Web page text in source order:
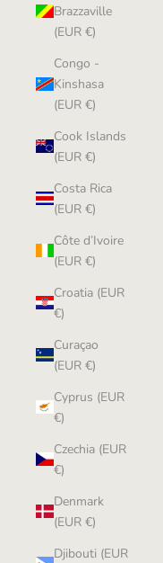
Brazzaville
(EUR €)
Congo -
Kinshasa
(EUR €)
Cook Islands
(EUR €)
Costa Rica
(EUR €)
Côte d’Ivoire
(EUR €)
Croatia (EUR
€)
Curaçao
(EUR €)
Cyprus (EUR
€)
Czechia (EUR
€)
Denmark
(EUR €)
Djibouti (EUR